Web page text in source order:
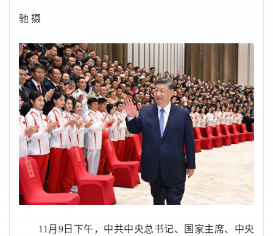
驰 摄
11月9日下午，中共中央总书记、国家主席、中央